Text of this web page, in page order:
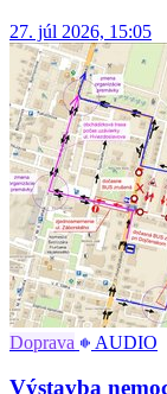
27. júl 2026, 15:05
Doprava AUDIO
Výstavba